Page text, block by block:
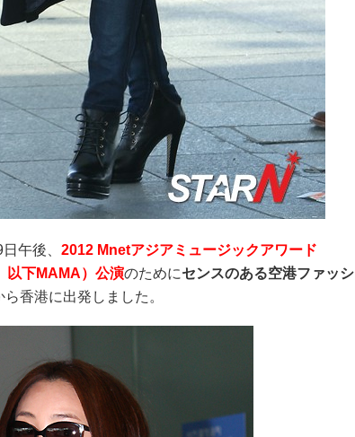
午後、 2012 Mnetアジアミュージックアワード
以下MAMA）公演のためにセンスのある空港ファッシ
香港に出発しました。